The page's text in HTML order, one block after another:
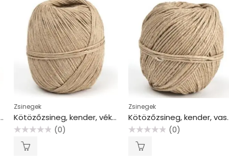
Zsinegek
Kötözőzsineg, kender, vékony, 250m, VICTORIA FACILITY
(0)
Zsinegek
Kötözőzsineg, kender, vastag, 100m, VICTORIA FACILITY
(0)